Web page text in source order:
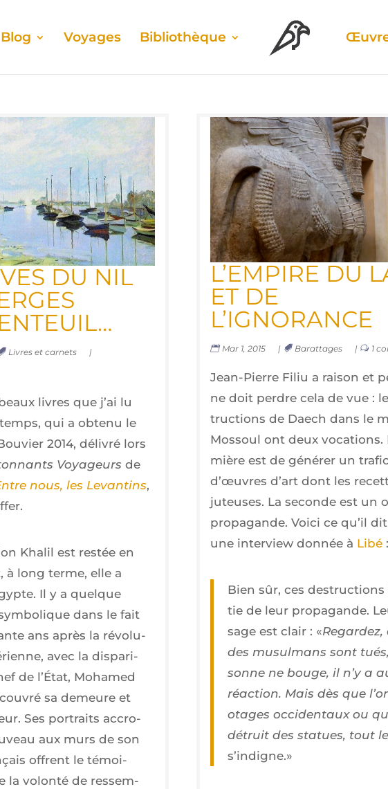
Blog Voyages Biblio­thèque
DU NIL
Livres et carnets |
livres que j’ai lu
qui a obte­nu le
2014, déli­vré lors
Voya­geurs de
nous, les Levan­tins,
Kha­lil est res­tée en
à long terme, elle a
Il y a quelque
dans le fait
ans après la révo­lu­
avec la dis­pa­ri­
de l’État, Moha­med
sa demeure et
Ses por­traits accro­
aux murs de son
offrent le témoi­
la volon­té de res­sem­
L’EMPIRE DU
ET DE
L’IGNORANCE
Mar 1, 2015 | Barattages | 1
Jean-Pierre Filiu a rai­son et
ne doit perdre cela de vue :
truc­tions de Daech dans le
Mos­soul ont deux
mière est de géné­rer un tra­fic
d’œuvres d’art dont les
juteuses. La seconde est un
pro­pa­gande. Voi­ci ce qu’il
une inter­view don­née à Libé :
Bien sûr, ces
tie de leur pro­pa­gande.
sage est clair : «
des musul­mans sont
sonne ne bouge, il n’y a
réac­tion. Mais dès que
otages occi­den­taux ou
détruit des sta­tues, tout
s’indigne.»